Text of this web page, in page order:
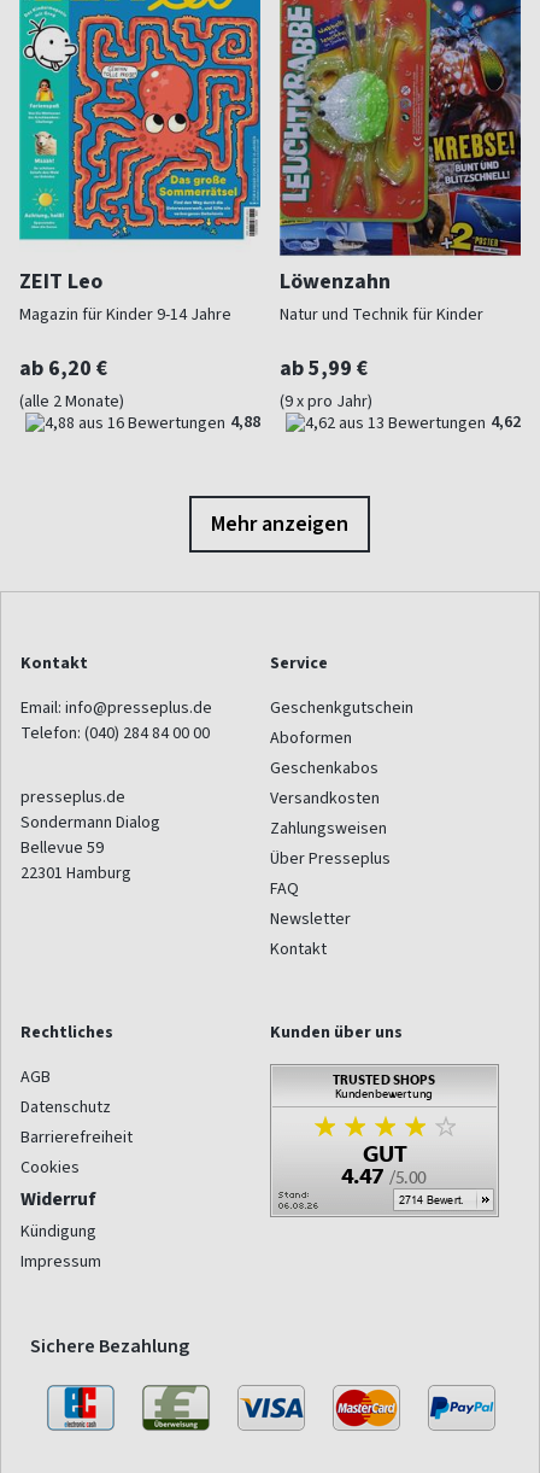
ZEIT Leo
Magazin für Kinder 9-14 Jahre
ab 6,20 €
(alle 2 Monate)
4,88
Löwenzahn
Natur und Technik für Kinder
ab 5,99 €
(9 x pro Jahr)
4,62
Mehr anzeigen
Kontakt
Email: info@presseplus.de
Telefon: (040) 284 84 00 00
presseplus.de
Sondermann Dialog
Bellevue 59
22301 Hamburg
Service
Geschenkgutschein
Aboformen
Geschenkabos
Versandkosten
Zahlungsweisen
Über Presseplus
FAQ
Newsletter
Kontakt
Rechtliches
AGB
Datenschutz
Barrierefreiheit
Cookies
Widerruf
Kündigung
Impressum
Kunden über uns
Sichere Bezahlung